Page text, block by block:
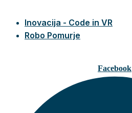
Inovacija - Code in VR
Robo Pomurje
Facebook